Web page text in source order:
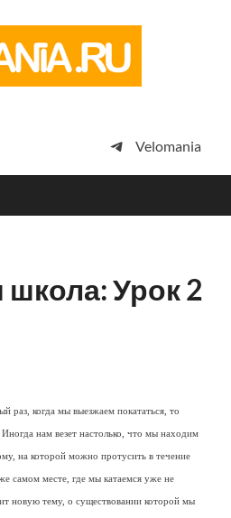
просто
Velomania
Урок 2
раз, когда мы выезжаем покататься, то
нам везет настолько, что мы находим
на которой можно протусить в течение
самом месте, где мы катаемся уже не
новую тему, о существовании которой мы